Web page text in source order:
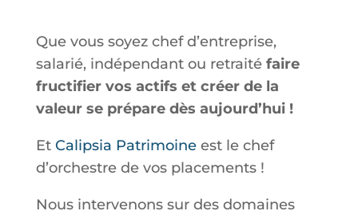
Que vous soyez chef d’entreprise,
salarié, indépendant ou retraité faire
fructifier vos actifs et créer de la
valeur se prépare dès aujourd’hui !
Et Calipsia Patrimoineest le chef
d’orchestre de vos placements !
Nous intervenons sur des domaines